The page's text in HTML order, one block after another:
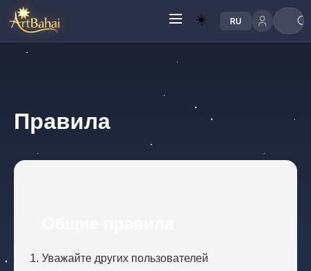
☀️ RU
Правила
Уважайте других пользователей